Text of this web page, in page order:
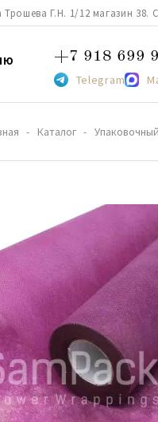
Г.Н. 1/12 магазин 38.
+7 918 699
Telegram
Каталог